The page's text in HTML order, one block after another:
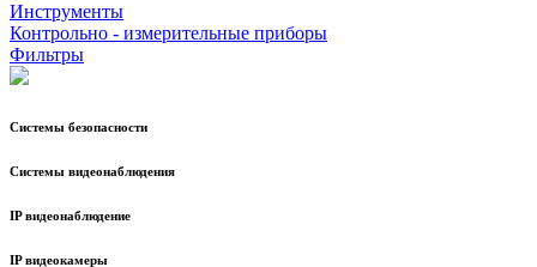
Инструменты
Контрольно - измерительные приборы
Фильтры
Системы безопасности
Системы видеонаблюдения
IP видеонаблюдение
IP видеокамеры